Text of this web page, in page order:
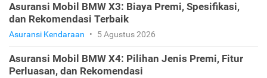
Asuransi Mobil BMW X3: Biaya Premi, Spesifikasi,
dan Rekomendasi Terbaik
Asuransi Kendaraan • 5 Agustus 2026
Asuransi Mobil BMW X4: Pilihan Jenis Premi, Fitur
Perluasan, dan Rekomendasi